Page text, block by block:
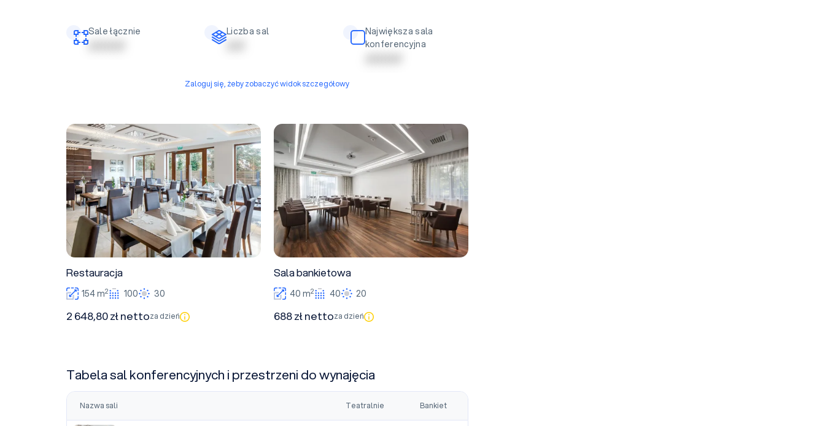
Sale łącznie
| | | | | | | | | |
Liczba sal
Największa sala
konferencyjna
Zaloguj się, żeby zobaczyć widok szczegółowy
Restauracja
Restauracja
154 m2 100 30
2 648,80 zł nettoza dzień
Sala bankietowa
Sala bankietowa
40 m2 40 20
688 zł nettoza dzień
Tabela sal konferencyjnych i przestrzeni do wynajęcia
Nazwa sali Teatralnie Bankiet